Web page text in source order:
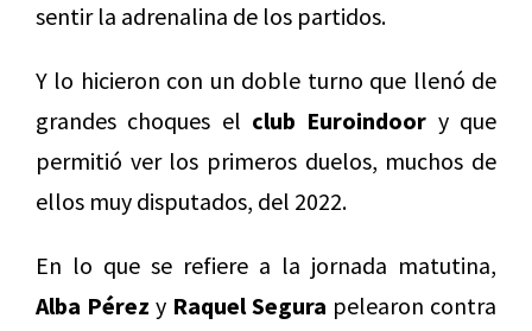
sentir la adrenalina de los partidos.
Y lo hicieron con un doble turno que llenó de
grandes choques el club Euroindoor y que
permitió ver los primeros duelos, muchos de
ellos muy disputados, del 2022.
En lo que se refiere a la jornada matutina,
Alba Pérez y Raquel Segura pelearon contra